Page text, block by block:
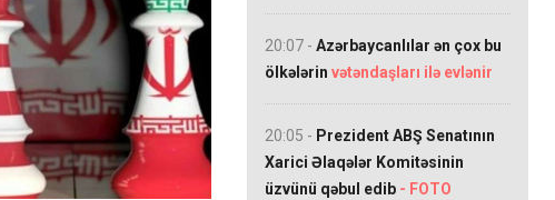
20:07 - Azərbaycanlılar ən çox bu
ölkələrin vətəndaşları ilə evlənir
20:05 - Prezident ABŞ Senatının
Xarici Əlaqələr Komitəsinin
üzvünü qəbul edib - FOTO